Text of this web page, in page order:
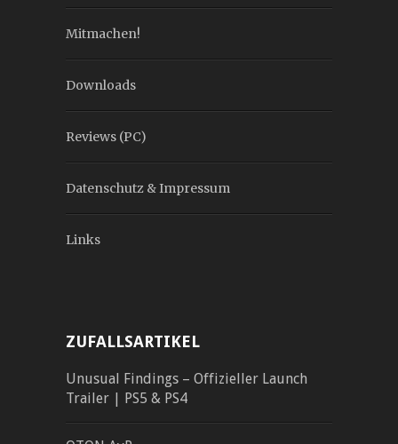
Mitmachen!
Downloads
Reviews (PC)
Datenschutz & Impressum
Links
ZUFALLSARTIKEL
Unusual Findings – Offizieller Launch
Trailer | PS5 & PS4